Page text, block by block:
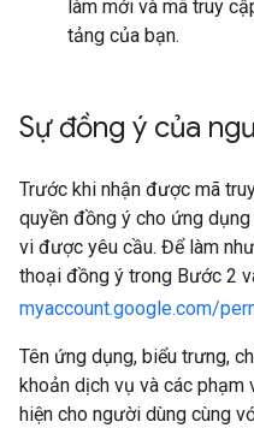
làm mới và mã truy
tảng của bạn.
Sự đồng ý của
Trước khi nhận được mã
quyền đồng ý cho ứng
vi được yêu cầu. Để làm
thoại đồng ý trong Bước 2
myaccount.google.com/
Tên ứng dụng, biểu trưng,
khoản dịch vụ và các
hiện cho người dùng cùng